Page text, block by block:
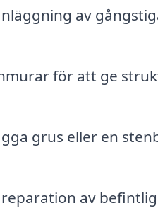
av
för att ge
grus eller en
av